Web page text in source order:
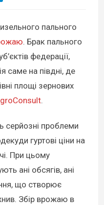
пального
. Брак пального
федерації,
саме на півдні, де
площі зернових
.
серйозні проблеми
гуртові ціни на
При цьому
ані обсягів, ані
що створює
Збір врожаю в